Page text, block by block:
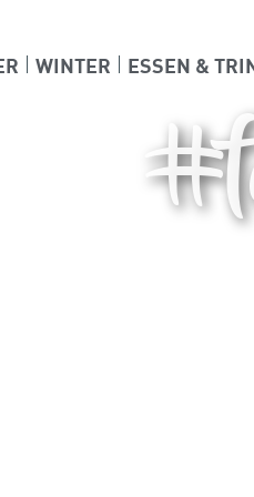
WINTER ESSEN &